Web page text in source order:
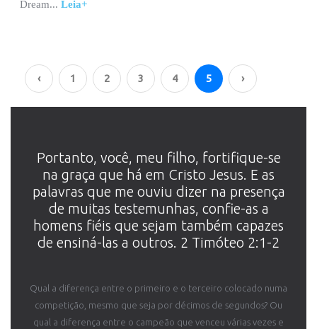
Dream... Leia+
‹ 1 2 3 4 5 ›
Portanto, você, meu filho, fortifique-se
na graça que há em Cristo Jesus. E as
palavras que me ouviu dizer na presença
de muitas testemunhas, confie-as a
homens fiéis que sejam também capazes
de ensiná-las a outros. 2 Timóteo 2:1-2
Qual a diferença entre o primeiro e o terceiro colocado numa
competição, mesmo que seja por décimos de segundos? Ou
qual a diferença entre o campeão que venceu várias vezes e